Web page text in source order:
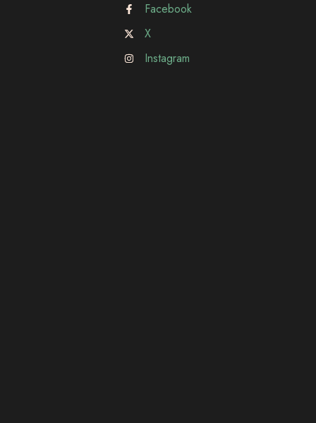
Facebook
X
Instagram